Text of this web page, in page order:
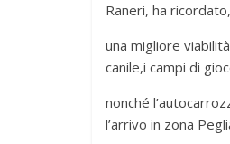
Raneri, ha
una migliore
canile,i campi di
nonché
l’arrivo in zona